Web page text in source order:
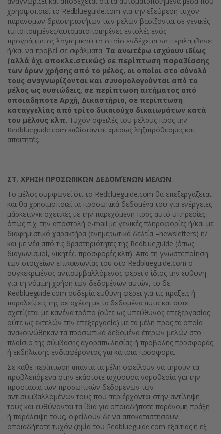
χρησιμοποιεί το Redblueguide.com για την εξεύρεση τυχόν
παράνομων δραστηριοτήτων των μελών βασίζονται σε γενικές
τυποποιημένες/αυτοματοποιημένες εντολές ενός
προγράμματος λογισμικού το οποίο ενδέχεται να περιλαμβάνει
ή/και να προβεί σε σφάλματα. Τα ανωτέρω ισχύουν ιδίως
(αλλά όχι αποκλειστικώς) σε περίπτωση παραβίασης
των όρων χρήσης από το μέλος, οι οποίοι στο σύνολό
τους αναγνωρίζονται και συνομολογούνται από το
μέλος ως ουσιώδεις, σε περίπτωση αιτήματος από
οποιαδήποτε Αρχή, Δικαστήριο, σε περίπτωση
καταγγελίας από τρίτο δικαιούχο δικαιωμάτων κατά
του μέλους κλπ. Τυχόν οφειλές του μέλους προς την
Redblueguide.com καθίστανται αμέσως ληξιπρόθεσμες και
απαιτητές.
ΣΤ. ΧΡΗΣΗ ΠΡΟΣΩΠΙΚΩΝ ΔΕΔΟΜΈΝΩΝ ΜΕΛΩΝ
Το μέλος συμφωνεί ότι το Redblueguide.com θα επεξεργάζεται
και θα χρησιμοποιεί τα προσωπικά δεδομένα του για ενέργειες
μάρκετινγκ σχετικές με την παρεχόμενη προς αυτό υπηρεσίες,
όπως π.χ. την αποστολή e-mail με γενικές πληροφορίες ή/και με
διαφημιστικό χαρακτήρα (ενημερωτικά δελτία –newsletters) ή/
και με νέα από τις δραστηριότητες της Redblueguide (όπως
διαγωνισμοί, νικητές, προσφορές κλπ). Από τη γνωστοποίηση
των στοιχείων επικοινωνίας του στο Redblueguide.com ο
συγκεκριμένος αντισυμβαλλόμενος φέρει ο ίδιος την ευθύνη
για τη νόμιμη χρήση των δεδομένων αυτών, το δε
Redblueguide.com ουδεμία ευθύνη φέρει για τις πράξεις ή
παραλείψεις της σε σχέση με τα δεδομένα αυτά και ούτε
σχετίζεται με κανένα τρόπο (ούτε ως υπεύθυνος επεξεργασίας
ούτε ως εκτελών την επεξεργασία) με τα μέλη προς τα οποία
ανακοινώθηκαν τα προσωπικά δεδομένα έτερων μελών στο
πλαίσιο της σύμβασης αγοραπωλησίας ή προβολής προσφοράς
ή εκδήλωσης ενδιαφέροντος για κάποια προσφορά.
Σε κάθε περίπτωση άπαντα τα μέλη οφείλουν να τηρούν τα
προβλεπόμενα στην εκάστοτε ισχύουσα νομοθεσία για την
προστασία των προσωπικών δεδομένων των
αντισυμβαλλομένων τους που περιέρχονται στην αντίληψή
τους και ευθύνονται τα ίδια για οποιαδήποτε παράνομη πράξη
ή παράλειψή τους, οφείλουν δε να αποκαταστήσουν
οποιαδήποτε τυχόν ζημία του Redblueguide.com εξαιτίας ή εξ